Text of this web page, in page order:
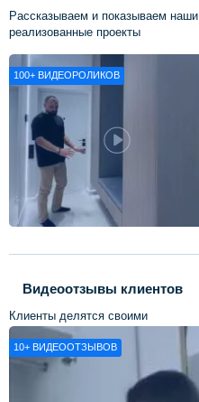
Рассказываем и показываем наши
реализованные проекты
100+ ВИДЕОРОЛИКОВ
Видеоотзывы клиентов
Клиенты делятся своими
впечатлениями о нашей работе
10+ ВИДЕООТЗЫВОВ